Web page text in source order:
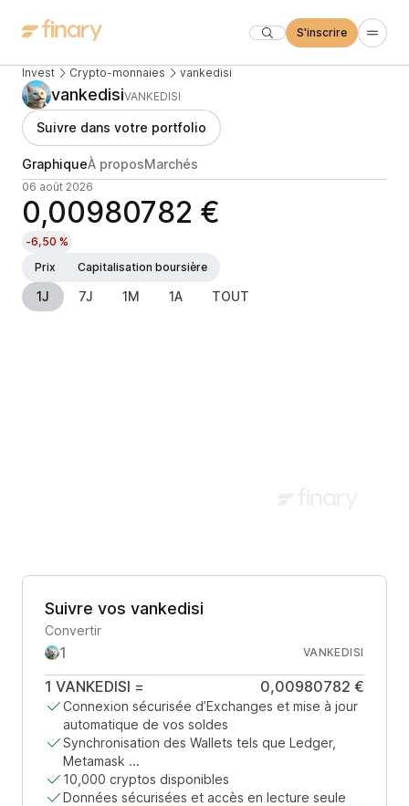
S'inscrire
Invest Crypto-monnaies vankedisi
vankedisiVANKEDISI
Suivre dans votre portfolio
GraphiqueÀ proposMarchés
06 août 2026
0,00980782 €
-6,50 %
Prix
Capitalisation boursière
1J 7J 1M 1A TOUT
Suivre vos vankedisi
Convertir
VANKEDISI
1 VANKEDISI = 0,00980782 €
Connexion sécurisée d’Exchanges et mise à jour
automatique de vos soldes
Synchronisation des Wallets tels que Ledger,
Metamask ...
10,000 cryptos disponibles
Données sécurisées et accès en lecture seule